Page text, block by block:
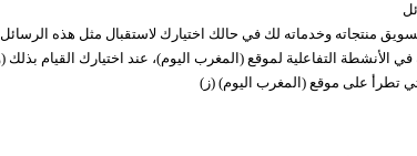
منتجاته وخدماته لك في حالك اختيارك لاستقبال مثل هذه الرسائل